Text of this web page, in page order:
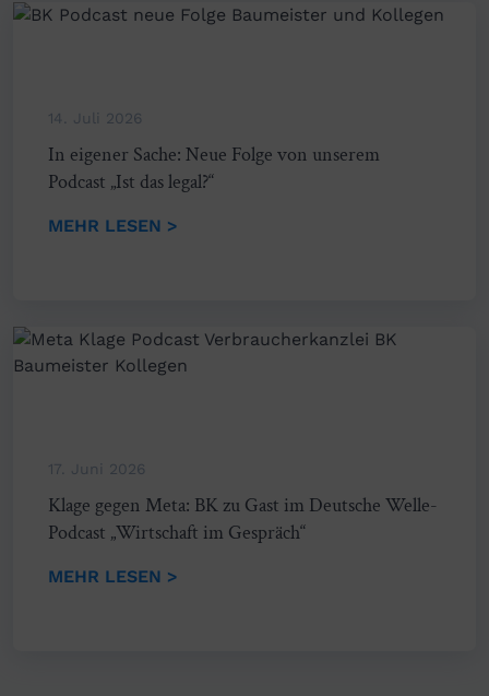
14. Juli 2026
In eigener Sache: Neue Folge von unserem
Podcast „Ist das legal?“
MEHR LESEN >
17. Juni 2026
Klage gegen Meta: BK zu Gast im Deutsche Welle-
Podcast „Wirtschaft im Gespräch“
MEHR LESEN >